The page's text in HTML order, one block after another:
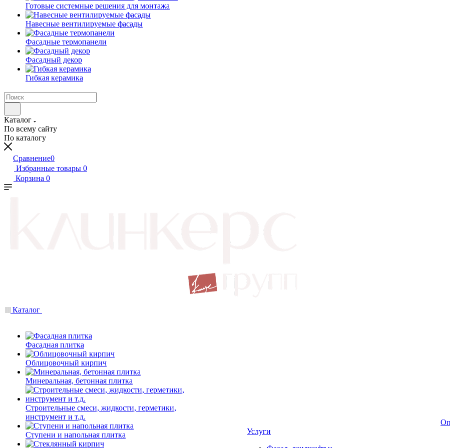
Готовые системные решения для монтажа
Навесные вентилируемые фасады
Фасадные термопанели
Фасадный декор
Гибкая керамика
Каталог
По всему сайту
По каталогу
Сравнение0
Избранные товары 0
Корзина 0
Каталог
Фасадная плитка
Облицовочный кирпич
Минеральная, бетонная плитка
Строительные смеси, жидкости, герметики,
инструмент и т.д.
Ступени и напольная плитка
Услуги